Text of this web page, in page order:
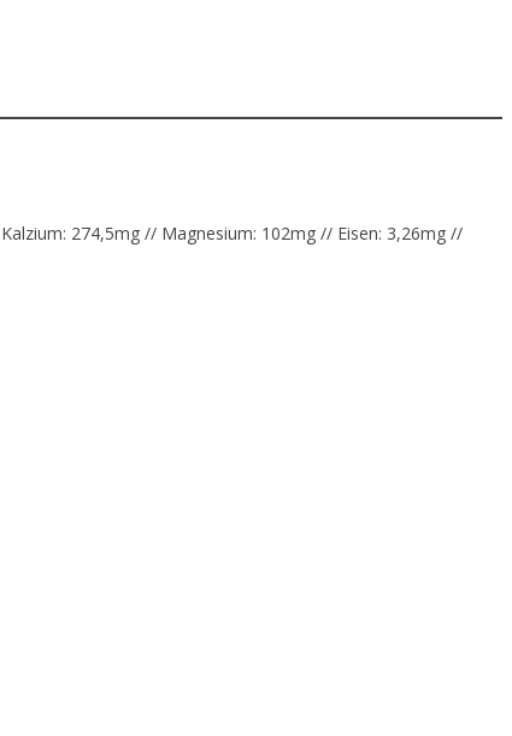
274,5mg // Magnesium: 102mg // Eisen: 3,26mg //